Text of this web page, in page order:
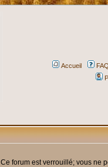
Accueil
Ce forum est verrouillé; vous ne